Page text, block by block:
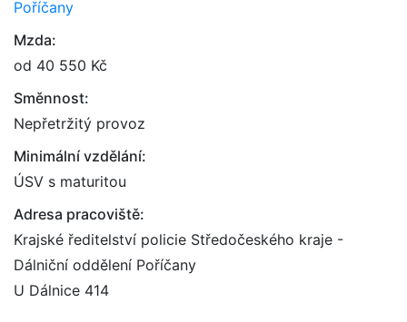
Poříčany
Mzda:
od 40 550 Kč
Směnnost:
Nepřetržitý provoz
Minimální vzdělání:
ÚSV s maturitou
Adresa pracoviště:
Krajské ředitelství policie Středočeského kraje -
Dálniční oddělení Poříčany
U Dálnice 414